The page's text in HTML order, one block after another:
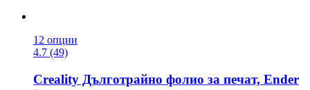
12 опции
4.7 (49)
Creality Дълготрайно фолио за печат, Ender